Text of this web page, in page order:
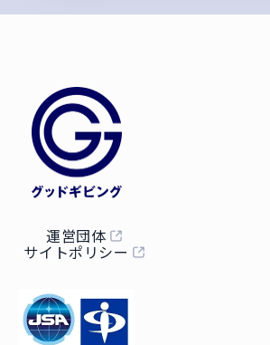
運営団体
サイトポリシー